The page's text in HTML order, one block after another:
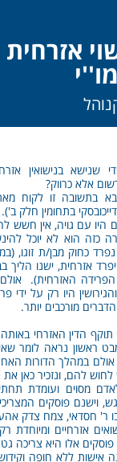
אזרחית
שנישא בנישואין
אלא כרווק?
בתשובה זו לקוח
בתחומין חלק ב').
היו עם גויה, אין חשש
כזה הוא לא יוכל
כחוק מבן/ת זוגו,
אזרחית, ישנו
הפרידה האזרחית).
היו רק על ידי
מורכבים יותר.
תוקף הדין האזרחי
ראשון נראה לומר
אולם במהלך הדורות
להם, ונזכיר כאן את
מסוים ועומדת
וישנם פוסקים
ר' חסדאי, צמח צדק
אזרחיים ומיוחדת
אלו היא צריכה
ללא חופה